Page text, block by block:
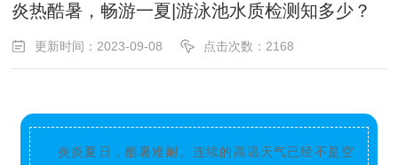
炎热酷暑，畅游一夏|游泳池水质检测知多少？
更新时间：2023-09-08 点击次数：2168
炎炎夏日，酷暑难耐。连续的高温天气已经不是空